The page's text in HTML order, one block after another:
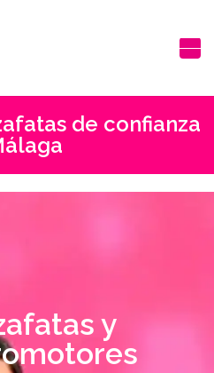
de confianza
y